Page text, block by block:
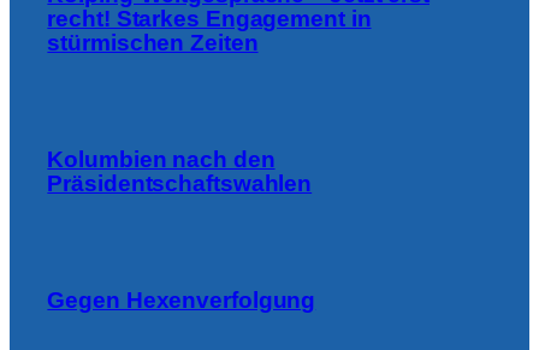
recht! Starkes Engagement in
stürmischen Zeiten
Kolumbien nach den
Präsidentschaftswahlen
Gegen Hexenverfolgung